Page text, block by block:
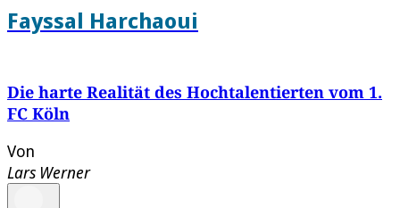
Fayssal Harchaoui
Die harte Realität des Hochtalentierten vom 1.
FC Köln
Von
Lars Werner